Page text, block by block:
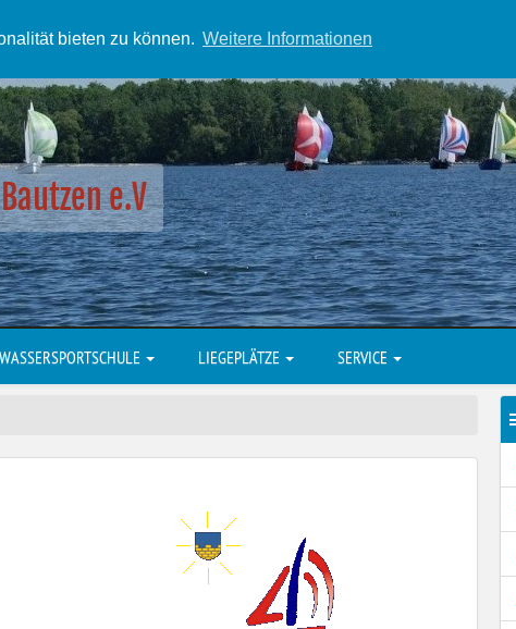
bieten zu können. Weitere Informationen
e.V
WASSERSPORTSCHULE LIEGEPLÄTZE SERVICE